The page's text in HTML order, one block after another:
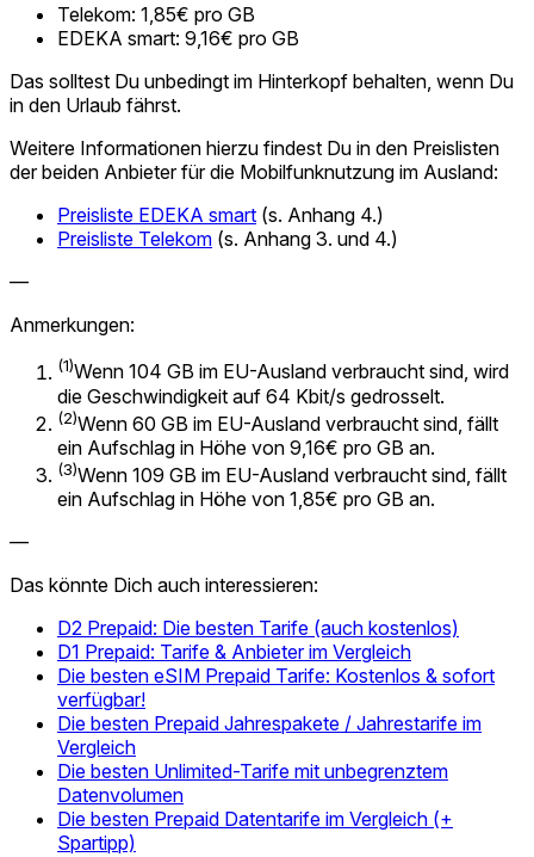
Telekom: 1,85€ pro GB
EDEKA smart: 9,16€ pro GB
Das solltest Du unbedingt im Hinterkopf behalten, wenn Du
in den Urlaub fährst.
Weitere Informationen hierzu findest Du in den Preislisten
der beiden Anbieter für die Mobilfunknutzung im Ausland:
Preisliste EDEKA smart (s. Anhang 4.)
Preisliste Telekom (s. Anhang 3. und 4.)
—
Anmerkungen:
(1)Wenn 104 GB im EU-Ausland verbraucht sind, wird
die Geschwindigkeit auf 64 Kbit/s gedrosselt.
(2)Wenn 60 GB im EU-Ausland verbraucht sind, fällt
ein Aufschlag in Höhe von 9,16€ pro GB an.
(3)Wenn 109 GB im EU-Ausland verbraucht sind, fällt
ein Aufschlag in Höhe von 1,85€ pro GB an.
—
Das könnte Dich auch interessieren:
D2 Prepaid: Die besten Tarife (auch kostenlos)
D1 Prepaid: Tarife & Anbieter im Vergleich
Die besten eSIM Prepaid Tarife: Kostenlos & sofort
verfügbar!
Die besten Prepaid Jahrespakete / Jahrestarife im
Vergleich
Die besten Unlimited-Tarife mit unbegrenztem
Datenvolumen
Die besten Prepaid Datentarife im Vergleich (+
Spartipp)